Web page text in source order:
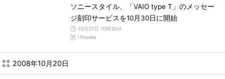
ソニースタイル、「VAIO type T」のメッセー
ジ刻印サービスを10月30日に開始
10月21日 10時30分
ITmedia
2008年10月20日